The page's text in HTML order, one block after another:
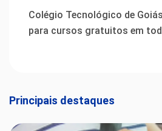
Colégio Tecnológico de
para cursos gratuitos em
Principais destaques